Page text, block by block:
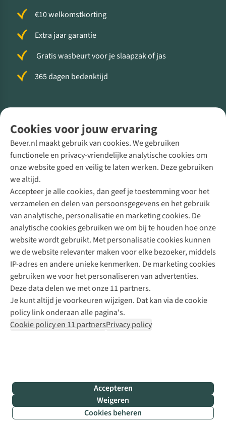
Cookies voor jouw ervaring
Bever.nl maakt gebruik van cookies. We gebruiken
functionele en privacy-vriendelijke analytische cookies om
onze website goed en veilig te laten werken. Deze gebruiken
we altijd.
Accepteer je alle cookies, dan geef je toestemming voor het
verzamelen en delen van persoonsgegevens en het gebruik
van analytische, personalisatie en marketing cookies. De
analytische cookies gebruiken we om bij te houden hoe onze
website wordt gebruikt. Met personalisatie cookies kunnen
we de website relevanter maken voor elke bezoeker, middels
IP-adres en andere unieke kenmerken. De marketing cookies
gebruiken we voor het personaliseren van advertenties.
Deze data delen we met onze 11 partners.
Je kunt altijd je voorkeuren wijzigen. Dat kan via de cookie
policy link onderaan alle pagina's.
Cookie policy en 11 partnersPrivacy policy
Accepteren
Weigeren
Cookies beheren
€10 welkomstkorting
Extra jaar garantie
Gratis wasbeurt voor je slaapzak of jas
365 dagen bedenktijd
Direct advies van een Buitenexpert
+31 (0)85 888 50 88
+31 6 12 28 49 80
Contactformulier
Bever
B.V.